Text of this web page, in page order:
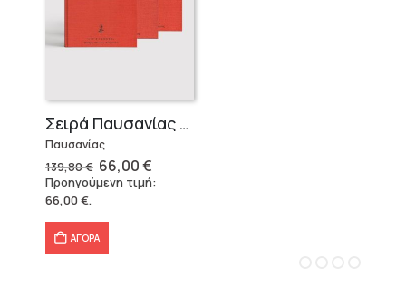
Σειρά Παυσανίας – Δεμένο (3 τόμοι)
Παυσανίας
139,80€ Original
price
was:
66,00€Η
τρέχουσα
τιμή
Προηγούμενη τιμή:
66,00€.
ΑΓΟΡΑ